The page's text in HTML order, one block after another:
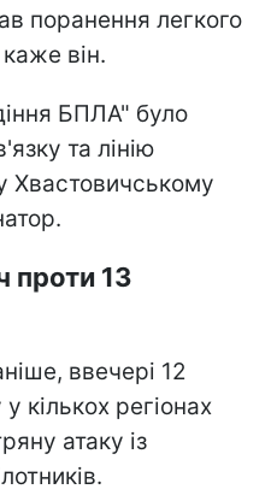
поранення легкого
він.
БПЛА" було
та лінію
Хвастовичському
проти 13
ввечері 12
кількох регіонах
атаку із